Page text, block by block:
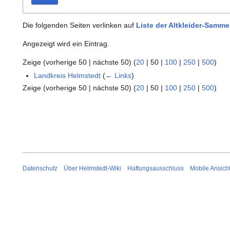
Die folgenden Seiten verlinken auf Liste der Altkleider-
Angezeigt wird ein Eintrag.
Zeige (vorherige 50 | nächste 50) (20 | 50 | 100 | 250 | 500)
Landkreis Helmstedt (← Links)
Zeige (vorherige 50 | nächste 50) (20 | 50 | 100 | 250 | 500)
Datenschutz Über Helmstedt-Wiki Haftungsausschluss Mobile Ansicht